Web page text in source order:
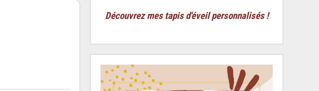
Découvrez mes tapis d'éveil personnalisés !